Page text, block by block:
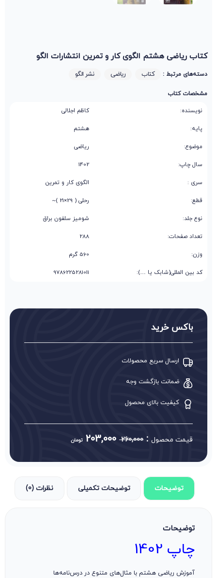
کتاب ریاضی هشتم الگوی کار و تمرین انتشارات الگو
دسته‌های مرتبط : کتاب ریاضی نشر الگو
مشخصات کتاب
نویسنده: کاظم اجلالی
پایه: هشتم
موضوع: ریاضی
سال چاپ: 1402
سری : الگوی کار و تمرین
قطع: رحلی ( 29×21 )~
نوع جلد: شومیز سلفون براق
تعداد صفحات: 288
وزن: 560 گرم
کد بین المللی(شابک یا …): 9786225281011
باکس خرید
ارسال سریع محصولات
ضمانت بازگشت وجه
کیفیت بالای محصول
قیمت محصول :
260,000
203,000 تومان
توضیحات توضیحات تکمیلی نظرات (0)
توضیحات
چاپ 1402
آموزش ریاضی هشتم با مثال‌های متنوع در درس‌نامه‌ها